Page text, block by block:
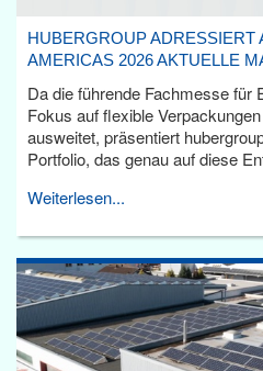
HUBERGROUP ADRESSIERT
AMERICAS 2026 AKTUELLE
Da die führende Fachmesse für
Fokus auf flexible
ausweitet, präsentiert
Portfolio, das genau auf diese
Weiterlesen...